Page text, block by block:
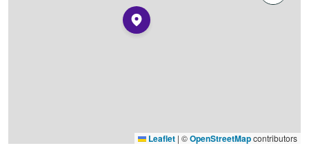
Leaflet | ©OpenStreetMapcontributors